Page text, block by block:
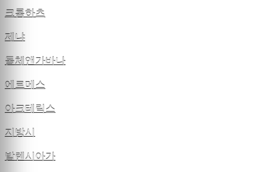
크롬하츠
제냐
돌체앤가바나
에르메스
아크테릭스
지방시
발렌시아가